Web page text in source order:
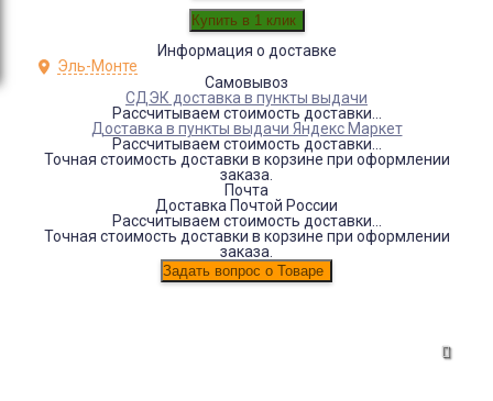
Информация о доставке
Эль-Монте
Самовывоз
СДЭК доставка в пункты выдачи
Рассчитываем стоимость доставки...
Доставка в пункты выдачи Яндекс Маркет
Рассчитываем стоимость доставки...
Точная стоимость доставки в корзине при оформлении
заказа.
Почта
Доставка Почтой России
Рассчитываем стоимость доставки...
Точная стоимость доставки в корзине при оформлении
заказа.